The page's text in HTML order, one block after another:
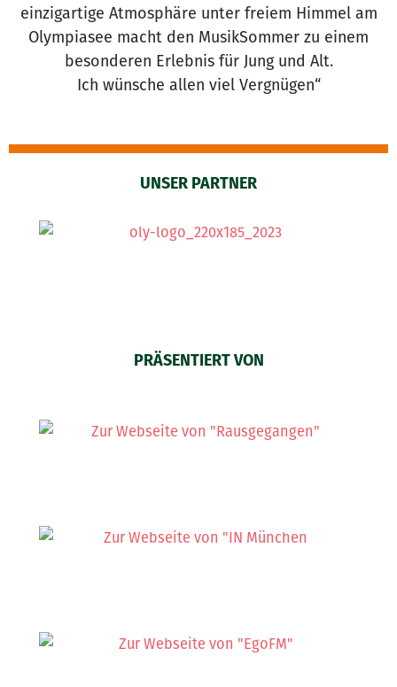
einzigartige Atmosphäre unter freiem Himmel am
Olympiasee macht den MusikSommer zu einem
besonderen Erlebnis für Jung und Alt.
Ich wünsche allen viel Vergnügen“
UNSER PARTNER
PRÄSENTIERT VON